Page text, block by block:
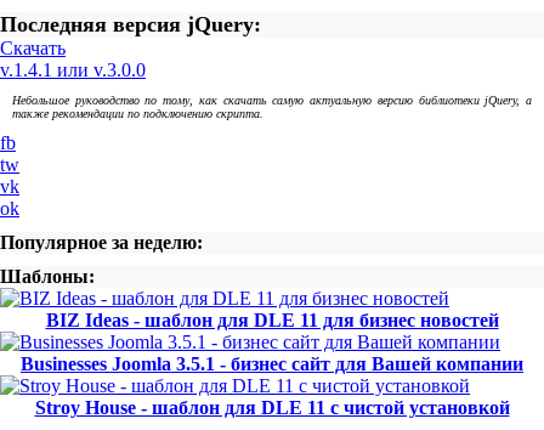
Последняя версия jQuery:
Скачать
v.1.4.1 или v.3.0.0
Небольшое руководство по тому, как скачать самую актуальную версию библиотеки jQuery, а
также рекомендации по подключению скрипта.
fb
tw
vk
ok
Популярное за неделю:
Шаблоны:
BIZ Ideas - шаблон для DLE 11 для бизнес новостей
Businesses Joomla 3.5.1 - бизнес сайт для Вашей компании
Stroy House - шаблон для DLE 11 с чистой установкой